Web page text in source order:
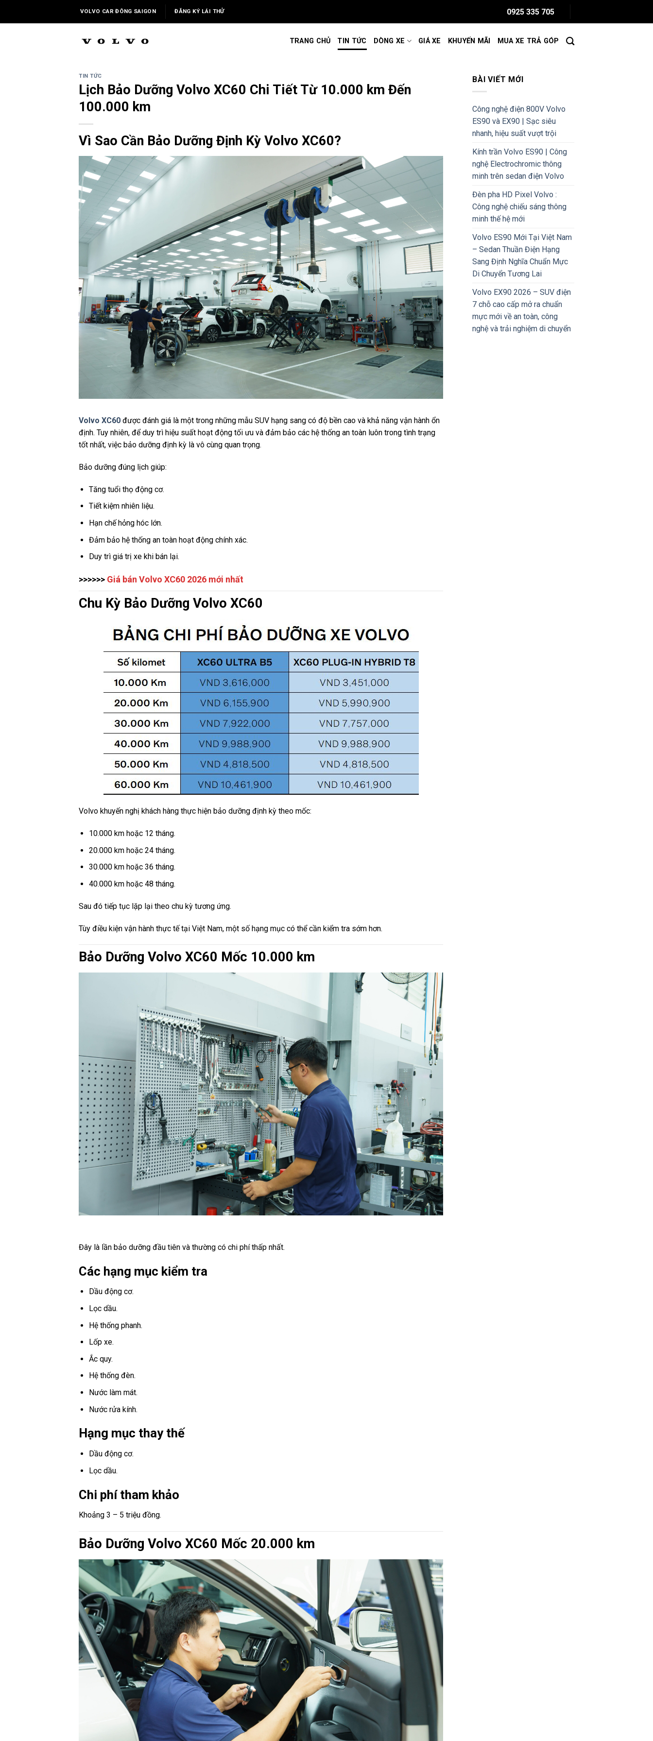
VOLVO CAR ĐÔNG SAIGON ĐĂNG KÝ LÁI THỬ 0925 335 705
TRANG CHỦ TIN TỨC DÒNG XE GIÁ XE KHUYẾN MÃI MUA XE TRẢ GÓP
TIN TỨC
Lịch Bảo Dưỡng Volvo XC60 Chi Tiết Từ 10.000 km Đến
100.000 km
Vì Sao Cần Bảo Dưỡng Định Kỳ Volvo XC60?
Volvo XC60 được đánh giá là một trong những mẫu SUV hạng sang có độ bền cao và khả năng vận hành ổn
định. Tuy nhiên, để duy trì hiệu suất hoạt động tối ưu và đảm bảo các hệ thống an toàn luôn trong tình trạng
tốt nhất, việc bảo dưỡng định kỳ là vô cùng quan trọng.
Bảo dưỡng đúng lịch giúp:
Tăng tuổi thọ động cơ.
Tiết kiệm nhiên liệu.
Hạn chế hỏng hóc lớn.
Đảm bảo hệ thống an toàn hoạt động chính xác.
Duy trì giá trị xe khi bán lại.
>>>>>> Giá bán Volvo XC60 2026 mới nhất
Chu Kỳ Bảo Dưỡng Volvo XC60
Volvo khuyến nghị khách hàng thực hiện bảo dưỡng định kỳ theo mốc:
10.000 km hoặc 12 tháng.
20.000 km hoặc 24 tháng.
30.000 km hoặc 36 tháng.
40.000 km hoặc 48 tháng.
Sau đó tiếp tục lặp lại theo chu kỳ tương ứng.
Tùy điều kiện vận hành thực tế tại Việt Nam, một số hạng mục có thể cần kiểm tra sớm hơn.
Bảo Dưỡng Volvo XC60 Mốc 10.000 km
Đây là lần bảo dưỡng đầu tiên và thường có chi phí thấp nhất.
Các hạng mục kiểm tra
Dầu động cơ.
Lọc dầu.
Hệ thống phanh.
Lốp xe.
Ắc quy.
Hệ thống đèn.
Nước làm mát.
Nước rửa kính.
Hạng mục thay thế
Dầu động cơ.
Lọc dầu.
Chi phí tham khảo
Khoảng 3 – 5 triệu đồng.
Bảo Dưỡng Volvo XC60 Mốc 20.000 km
BÀI VIẾT MỚI
Công nghệ điện 800V Volvo
ES90 và EX90 | Sạc siêu
nhanh, hiệu suất vượt trội
Kính trần Volvo ES90 | Công
nghệ Electrochromic thông
minh trên sedan điện Volvo
Đèn pha HD Pixel Volvo :
Công nghệ chiếu sáng thông
minh thế hệ mới
Volvo ES90 Mới Tại Việt Nam
– Sedan Thuần Điện Hạng
Sang Định Nghĩa Chuẩn Mực
Di Chuyển Tương Lai
Volvo EX90 2026 – SUV điện
7 chỗ cao cấp mở ra chuẩn
mực mới về an toàn, công
nghệ và trải nghiệm di chuyển